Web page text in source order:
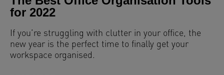
for 2022
If you’re struggling with clutter in your office, the
new year is the perfect time to finally get your
workspace organised.